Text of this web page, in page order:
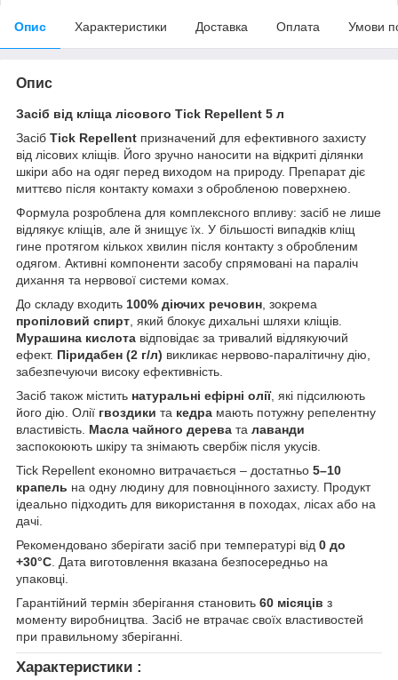
Опис Характеристики Доставка Оплата Умови
Опис
Засіб від кліща лісового Tick Repellent 5 л
Засіб Tick Repellent призначений для ефективного захисту
від лісових кліщів. Його зручно наносити на відкриті ділянки
шкіри або на одяг перед виходом на природу. Препарат діє
миттєво після контакту комахи з обробленою поверхнею.
Формула розроблена для комплексного впливу: засіб не лише
відлякує кліщів, але й знищує їх. У більшості випадків кліщ
гине протягом кількох хвилин після контакту з обробленим
одягом. Активні компоненти засобу спрямовані на параліч
дихання та нервової системи комах.
До складу входить 100% діючих речовин , зокрема
пропіловий спирт , який блокує дихальні шляхи кліщів.
Мурашина кислота відповідає за тривалий відлякуючий
ефект. Піридабен (2 г/л) викликає нервово-паралітичну дію,
забезпечуючи високу ефективність.
Засіб також містить натуральні ефірні олії, які підсилюють
його дію. Олії гвоздики та кедра мають потужну репелентну
властивість. Масла чайного дерева та лаванди
заспокоюють шкіру та знімають свербіж після укусів.
Tick Repellent економно витрачається – достатньо 5–10
крапель на одну людину для повноцінного захисту. Продукт
ідеально підходить для використання в походах, лісах або на
дачі.
Рекомендовано зберігати засіб при температурі від 0 до
+30°C . Дата виготовлення вказана безпосередньо на
упаковці.
Гарантійний термін зберігання становить 60 місяців з
моменту виробництва. Засіб не втрачає своїх властивостей
при правильному зберіганні.
Характеристики :